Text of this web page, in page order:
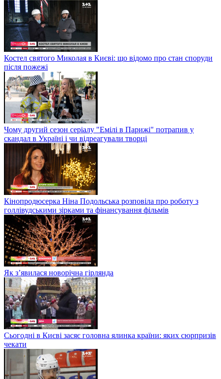
Костел святого Миколая в Києві: що відомо про стан споруди
після пожежі
Чому другий сезон серіалу "Емілі в Парижі" потрапив у
скандал в Україні і чи відреагували творці
Кінопродюсерка Ніна Подольська розповіла про роботу з
голлівудськими зірками та фінансування фільмів
Як з’явилася новорічна гірлянда
Сьогодні в Києві засяє головна ялинка країни: яких сюрпризів
чекати